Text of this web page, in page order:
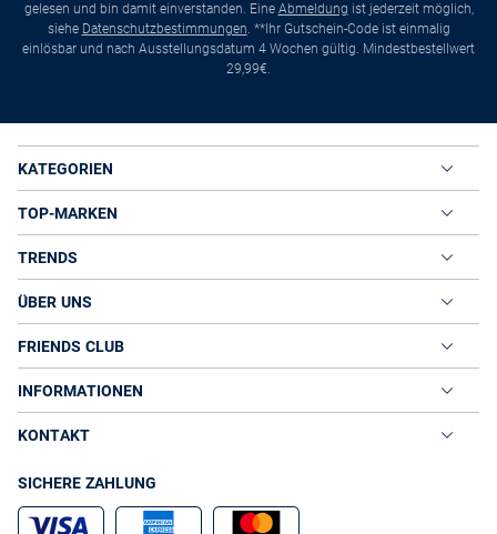
gelesen und bin damit einverstanden. Eine Abmeldung ist jederzeit möglich,
siehe Datenschutzbestimmungen. **Ihr Gutschein-Code ist einmalig
einlösbar und nach Ausstellungsdatum 4 Wochen gültig. Mindestbestellwert
29,99€.
KATEGORIEN
TOP-MARKEN
TRENDS
ÜBER UNS
FRIENDS CLUB
INFORMATIONEN
KONTAKT
SICHERE ZAHLUNG